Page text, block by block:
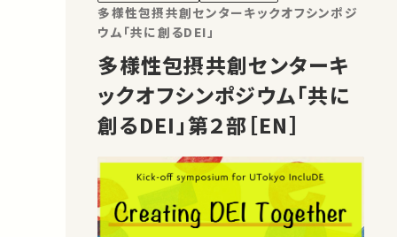
多様性包摂共創センターキックオフシンポジ
ウム「共に創るDEI」
多様性包摂共創センターキ
ックオフシンポジウム「共に
創るDEI」第２部［EN］